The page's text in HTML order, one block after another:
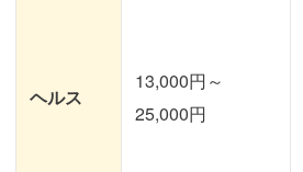
ヘルス
13,000円～
25,000円